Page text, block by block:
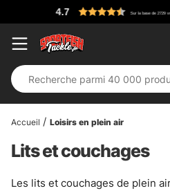
Accueil Loisirs en plein air
Lits et couchages
Les lits et couchages de plein